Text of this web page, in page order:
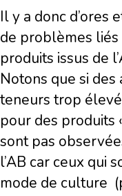
Il y a donc d’ores
de problèmes liés
produits issus de
Notons que si
teneurs trop
pour des produits
sont pas
l’AB car ceux qui
mode de culture